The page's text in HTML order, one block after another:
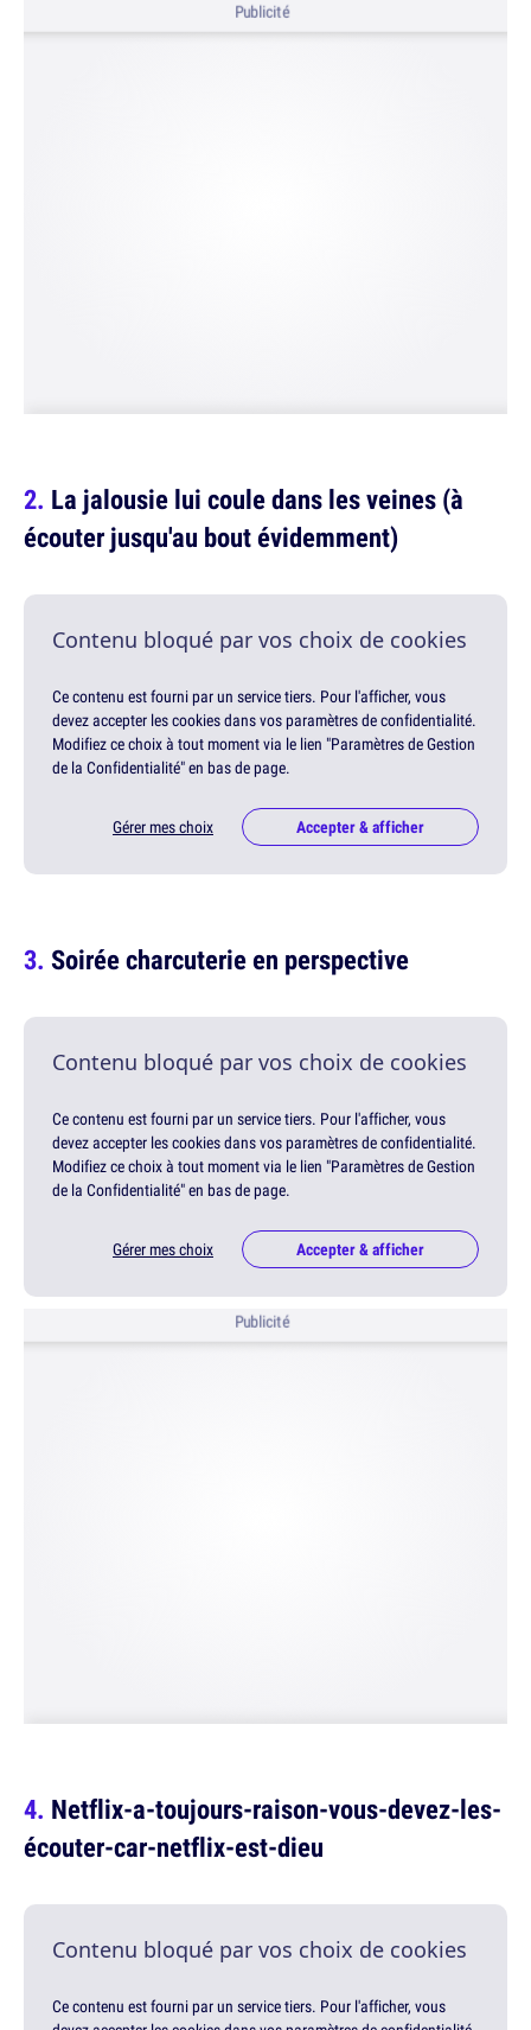
Publicité
La jalousie lui coule dans les veines (à
écouter jusqu'au bout évidemment)
Contenu bloqué par vos choix de cookies
Ce contenu est fourni par un service tiers. Pour l'afficher, vous
devez accepter les cookies dans vos paramètres de confidentialité.
Modifiez ce choix à tout moment via le lien "Paramètres de Gestion
de la Confidentialité" en bas de page.
Gérer mes choix Accepter & afficher
Soirée charcuterie en perspective
Contenu bloqué par vos choix de cookies
Ce contenu est fourni par un service tiers. Pour l'afficher, vous
devez accepter les cookies dans vos paramètres de confidentialité.
Modifiez ce choix à tout moment via le lien "Paramètres de Gestion
de la Confidentialité" en bas de page.
Gérer mes choix Accepter & afficher
Publicité
Netflix-a-toujours-raison-vous-devez-les-
écouter-car-netflix-est-dieu
Contenu bloqué par vos choix de cookies
Ce contenu est fourni par un service tiers. Pour l'afficher, vous